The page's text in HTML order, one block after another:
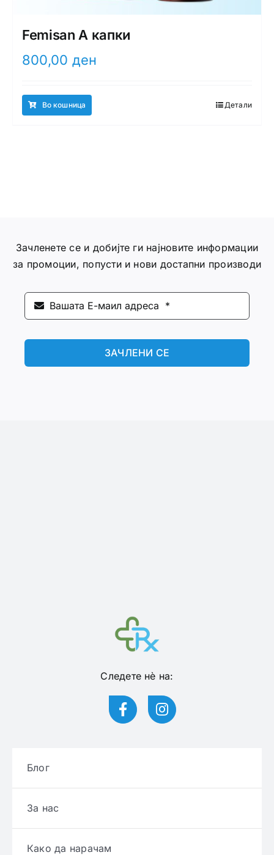
Femisan A капки
800,00 ден
Во кошница Детали
Зачленете се и добијте ги најновите информации
за промоции, попусти и нови достапни производи
ЗАЧЛЕНИ СЕ
Следете нѐ на:
Блог
За нас
Како да нарачам